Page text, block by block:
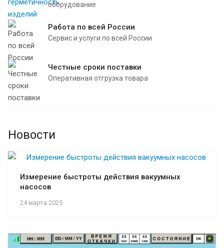
оборудование
Работа по всей России
Сервис и услуги по всей России
Честные сроки поставки
Оперативная отгрузка товара
Новости
24 марта 2025
Измерение быстроты действия вакуумных
насосов